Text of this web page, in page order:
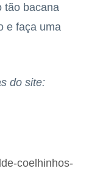
tão bacana
e faça uma
do site:
coelhinhos-